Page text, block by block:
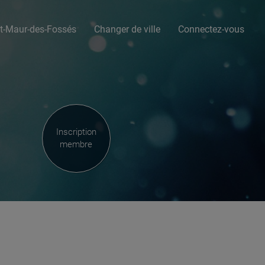
Maur-des-Fossés Changer de ville Connectez-vous
Inscription
membre